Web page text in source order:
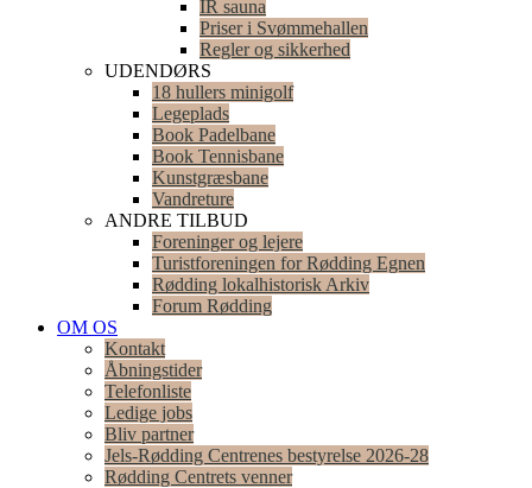
IR sauna
Priser i Svømmehallen
Regler og sikkerhed
UDENDØRS
18 hullers minigolf
Legeplads
Book Padelbane
Book Tennisbane
Kunstgræsbane
Vandreture
ANDRE TILBUD
Foreninger og lejere
Turistforeningen for Rødding Egnen
Rødding lokalhistorisk Arkiv
Forum Rødding
OM OS
Kontakt
Åbningstider
Telefonliste
Ledige jobs
Bliv partner
Jels-Rødding Centrenes bestyrelse 2026-28
Rødding Centrets venner